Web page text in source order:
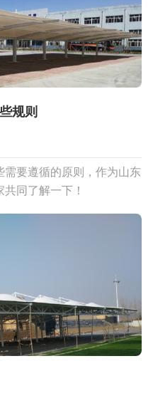
规则
要遵循的原则，作为山东
同了解一下！